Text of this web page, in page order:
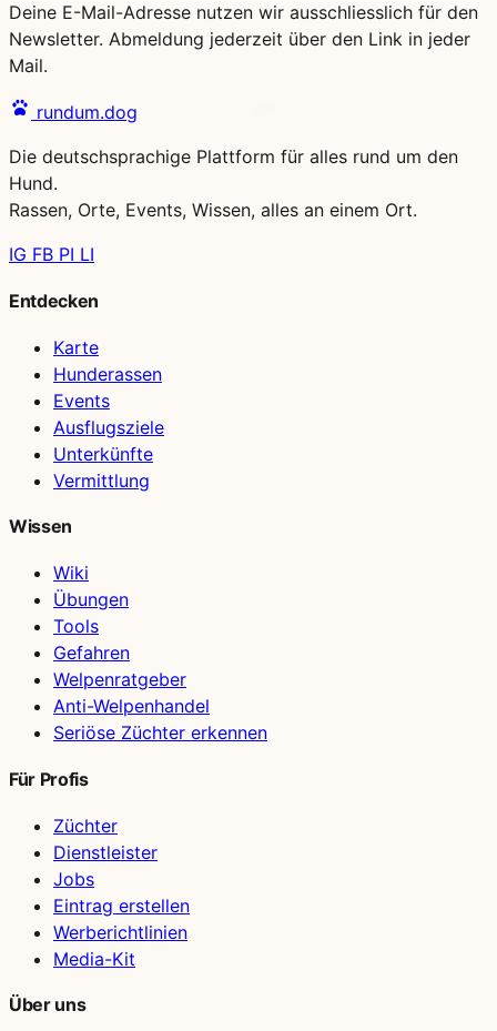
Deine E-Mail-Adresse nutzen wir ausschliesslich für den
Newsletter. Abmeldung jederzeit über den Link in jeder
Mail.
rundum.dog
Die deutschsprachige Plattform für alles rund um den
Hund.
Rassen, Orte, Events, Wissen, alles an einem Ort.
IG FB PI LI
Entdecken
Karte
Hunderassen
Events
Ausflugsziele
Unterkünfte
Vermittlung
Wissen
Wiki
Übungen
Tools
Gefahren
Welpenratgeber
Anti-Welpenhandel
Seriöse Züchter erkennen
Für Profis
Züchter
Dienstleister
Jobs
Eintrag erstellen
Werberichtlinien
Media-Kit
Über uns